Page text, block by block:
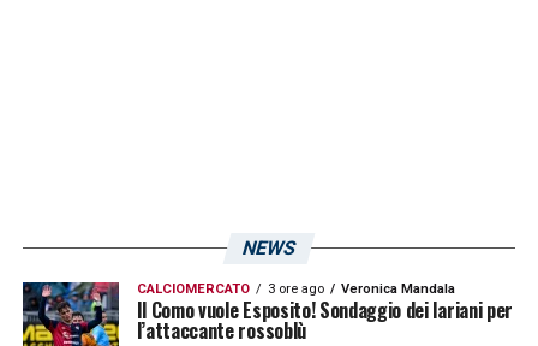
NEWS
CALCIOMERCATO 3 ore ago Veronica Mandala
Il Como vuole Esposito! Sondaggio dei lariani per
l’attaccante rossoblù